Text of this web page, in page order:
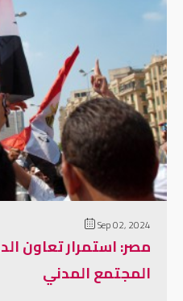
إقرأ
Sep 02, 2024
مصر: استمرار تعاون
المجتمع المدني